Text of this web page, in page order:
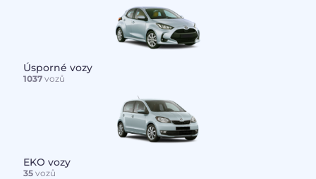
Úsporné vozy
1037vozů
EKO vozy
35vozů